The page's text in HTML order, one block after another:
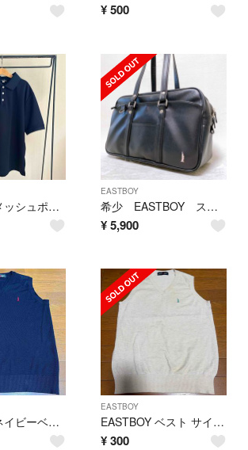
¥ 500
EASTBOY メッシュポロシャツ〈UV加工・吸水速乾〉
EASTBOY
希少 EASTBOY スクールバッグ シボ加工 ブラック 合成皮革 黒 ロゴ刺繍
¥ 5,900
EASTBOY ネイビーベスト冬素材 サイズ11
EASTBOY
EASTBOY ベスト サイズ11
¥ 300